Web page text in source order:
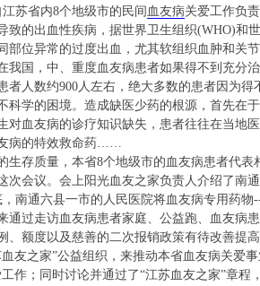
苏省内8个地级市的民间 血友病关爱工作负
出血性疾病，据世界卫生组织(WHO)和
部位异常的过度出血，尤其软组织血肿和关
我国，中、重度血友病患者如果得不到充分
人数约900人左右，绝大多数的患者因为得
科学的困境。造成缺医少药的根源，首先
对血友病的诊疗知识缺失，患者往往在当地
病的特效救命药……
存质量，本省8个地级市的血友病患者代表
次会议。会上阳光血友之家负责人介绍了南
南通六县一市的人民医院将血友病专用药
通过走访血友病患者家庭、公益跑、血友病
额度以及慈善的二次报销政策有待改善提高
之家”公益组织，来推动本省血友病关爱
作；同时讨论并通过了“江苏血友之家”章程